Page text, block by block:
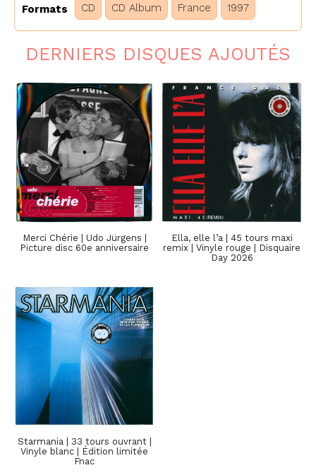
Formats CD CD Album France 1997
DERNIERS DISQUES AJOUTÉS
Merci Chérie | Udo Jürgens |
Picture disc 60e anniversaire
Ella, elle l’a | 45 tours maxi
remix | Vinyle rouge | Disquaire
Day 2026
Starmania | 33 tours ouvrant |
Vinyle blanc | Édition limitée
Fnac